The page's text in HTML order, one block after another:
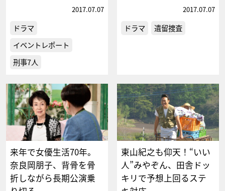
2017.07.07
ドラマ
イベントレポート
刑事7人
2017.07.07
ドラマ 遺留捜査
来年で女優生活70年。
奈良岡朋子、背骨を骨
折しながら長期公演乗
東山紀之も仰天！“いい
人”みやぞん、田舎ドッ
キリで予想上回るステ